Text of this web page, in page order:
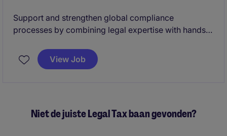
Support and strengthen global compliance
processes by combining legal expertise with hands-
contract review, and compliance program
implementation.
View Job
Niet de juiste Legal Tax baan gevonden?